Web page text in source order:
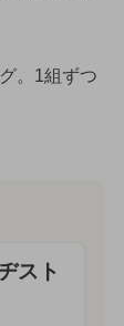
。1組ずつ
スト